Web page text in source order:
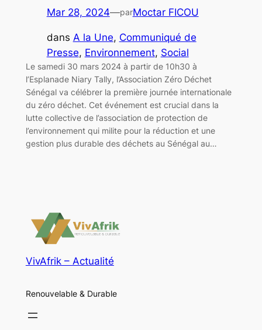
Mar 28, 2024—parMoctar FICOU
dans A la Une, Communiqué de
Presse, Environnement, Social
Le samedi 30 mars 2024 à partir de 10h30 à
l’Esplanade Niary Tally, l’Association Zéro Déchet
Sénégal va célébrer la première journée internationale
du zéro déchet. Cet événement est crucial dans la
lutte collective de l’association de protection de
l’environnement qui milite pour la réduction et une
gestion plus durable des déchets au Sénégal au…
VivAfrik – Actualité
Renouvelable & Durable